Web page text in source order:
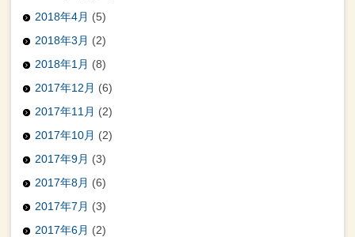
2018年4月 (5)
2018年3月 (2)
2018年1月 (8)
2017年12月 (6)
2017年11月 (2)
2017年10月 (2)
2017年9月 (3)
2017年8月 (6)
2017年7月 (3)
2017年6月 (2)